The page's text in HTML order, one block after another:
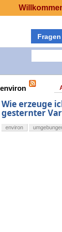
Fragen
Wie erzeuge
gesternter
environ